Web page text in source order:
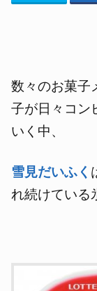
数々のお菓子
子が日々コン
いく中、
雪見だいふく
れ続けている